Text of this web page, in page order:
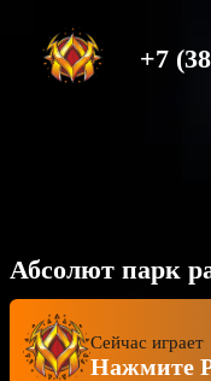
+7
Абсолют парк
Сейчас играет
Нажмите